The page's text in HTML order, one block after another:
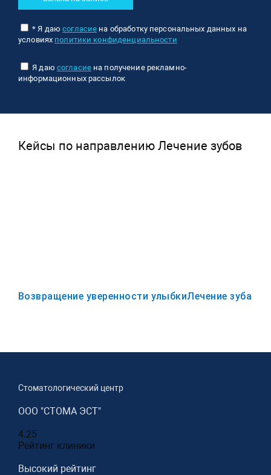
* Я даюсогласие на обработку персональных данных на
условиях политики конфиденциальности
Я даю согласиена получение рекламно-
информационных рассылок
Кейсы по направлению Лечение зубов
Возвращение уверенности улыбкиЛечение зуба с
Стоматологический центр
ООО "СТОМА ЭСТ"
4.25
Рейтинг клиники
Высокий рейтинг